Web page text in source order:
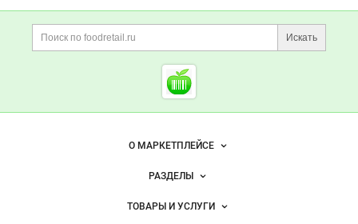
Дополнительная информация
Поиск по сайту и
Искать
Cсылки на полезные
Foodretail.ru
— продукты
Важные разделы и контакты
Навигация по сайтуО МАРКЕТПЛЕЙСЕ
Новости Foodretail.ru
Размещение рекламы
РАЗДЕЛЫ
Объявления
ТОВАРЫ И УСЛУГИ